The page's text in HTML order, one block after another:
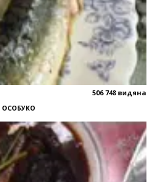
506 748 видяна
ОСОБУКО